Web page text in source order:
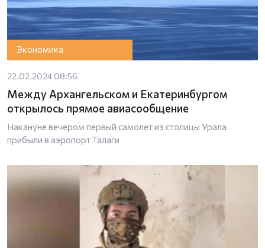
Экономика
22.02.2024 08:56
Между Архангельском и Екатеринбургом
открылось прямое авиасообщение
Накануне вечером первый самолет из столицы Урала
прибыли в аэропорт Талаги